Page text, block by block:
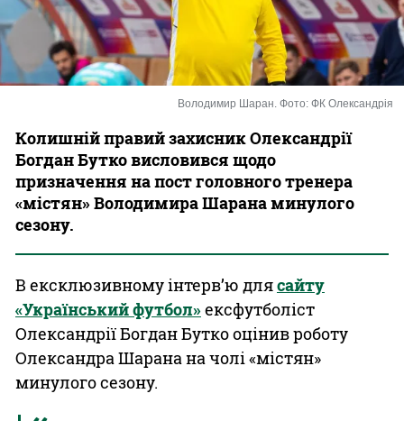
Казино
Володимир Шаран. Фото: ФК Олександрія
Колишній правий захисник Олександрії
Богдан Бутко висловився щодо
призначення на пост головного тренера
«містян» Володимира Шарана минулого
сезону.
В ексклюзивному інтерв’ю длясайту
«Український футбол»ексфутболіст
Олександрії Богдан Бутко оцінив роботу
Олександра Шарана на чолі «містян»
минулого сезону.